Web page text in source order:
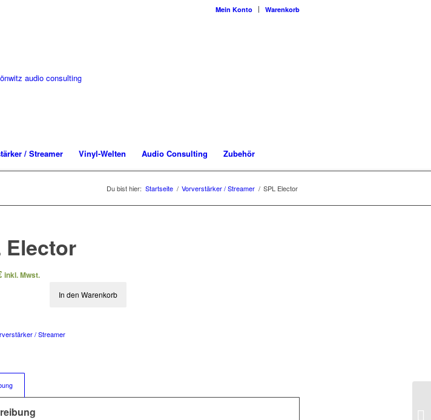
Mein Konto Warenkorb
/ Streamer Vinyl-Welten Audio Consulting Zubehör
Du bist hier: Startseite / Vorverstärker / Streamer / SPL Elector
Elector
inkl. Mwst.
In den Warenkorb
/ Streamer